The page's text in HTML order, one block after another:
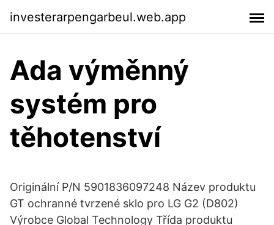
investerarpengarbeul.web.app
Ada výměnný
systém pro
těhotenství
Originální P/N 5901836097248 Název produktu
GT ochranné tvrzené sklo pro LG G2 (D802)
Výrobce Global Technology Třída produktu